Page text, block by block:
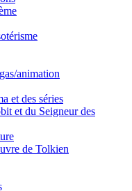
animation
et des séries
et du Seigneur des
de Tolkien